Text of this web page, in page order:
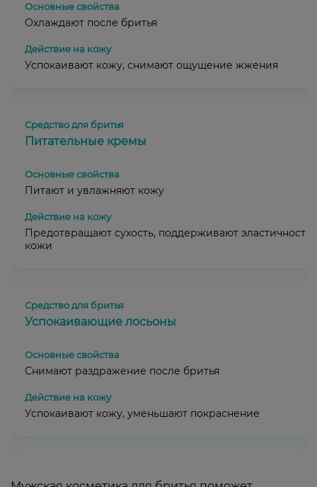
Охлаждают после бритья
Успокаивают кожу, снимают ощущение жжения
Питательные кремы
Питают и увлажняют кожу
Предотвращают сухость, поддерживают эластичность
кожи
Успокаивающие лосьоны
Снимают раздражение после бритья
Успокаивают кожу, уменьшают покраснение